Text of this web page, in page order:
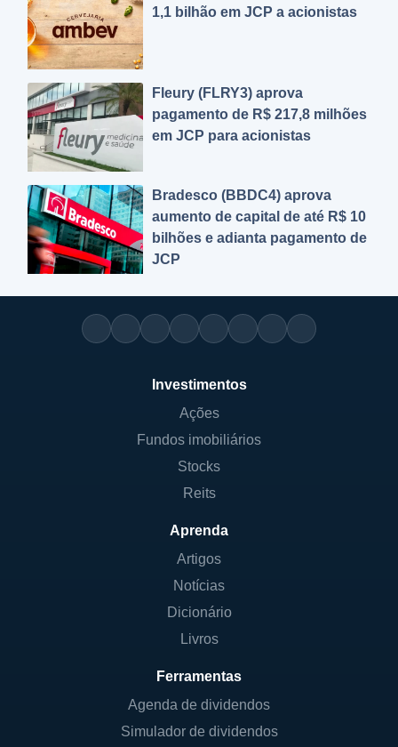
1,1 bilhão em JCP a acionistas
Fleury (FLRY3) aprova
pagamento de R$ 217,8 milhões
em JCP para acionistas
Bradesco (BBDC4) aprova
aumento de capital de até R$ 10
bilhões e adianta pagamento de
JCP
Investimentos
Ações
Fundos imobiliários
Stocks
Reits
Aprenda
Artigos
Notícias
Dicionário
Livros
Ferramentas
Agenda de dividendos
Simulador de dividendos